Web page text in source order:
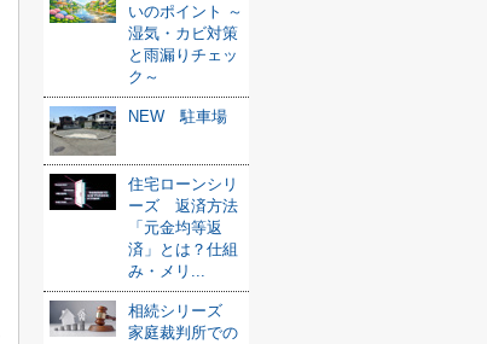
いのポイント ～
湿気・カビ対策
と雨漏りチェッ
ク～
NEW 駐車場
住宅ローンシリ
ーズ 返済方法
「元金均等返
済」とは？仕組
み・メリ...
相続シリーズ
家庭裁判所での